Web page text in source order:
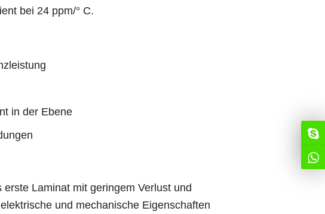
bei 24 ppm/° C.
in der Ebene
Laminat mit geringem Verlust und
und mechanische Eigenschaften